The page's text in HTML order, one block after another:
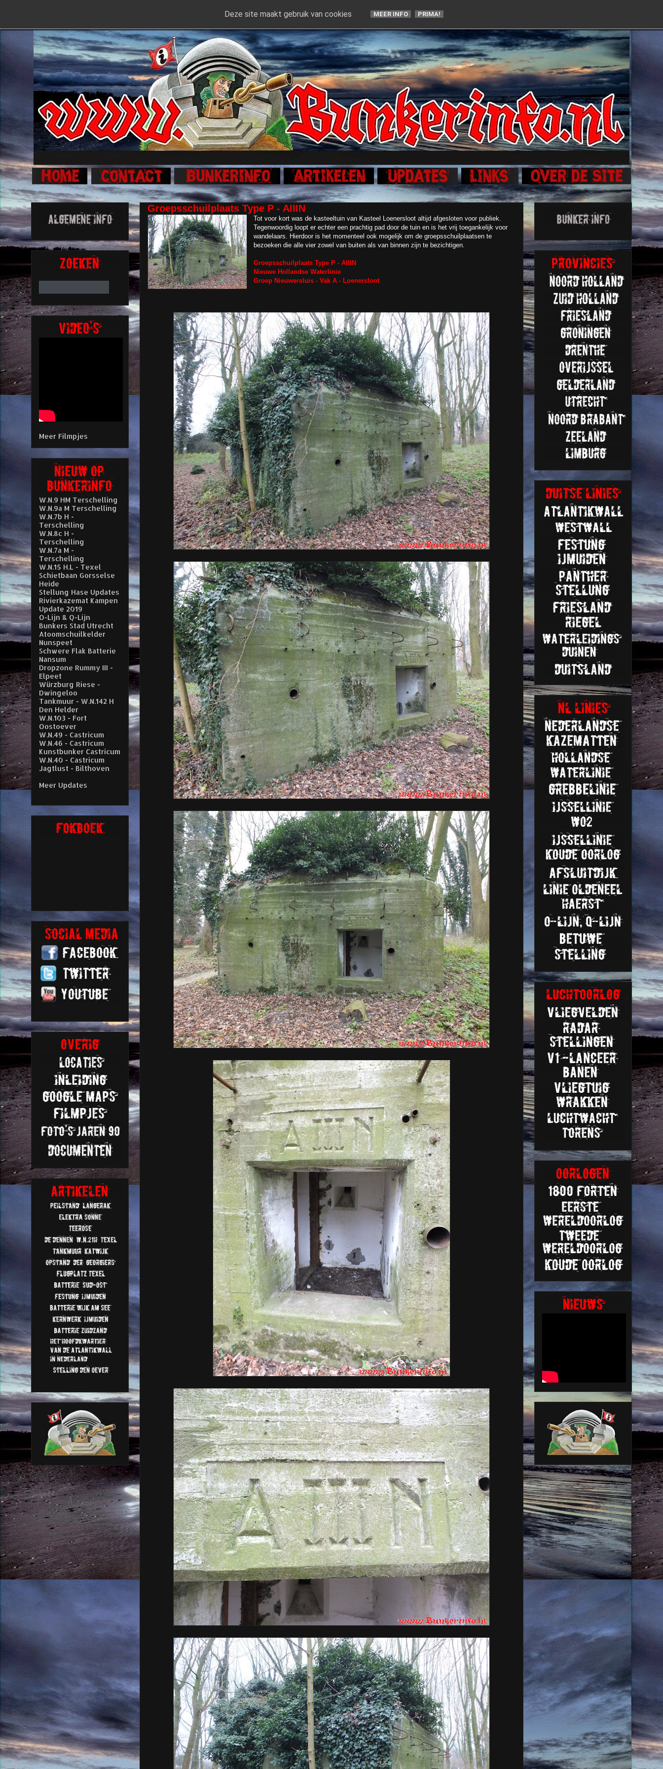
Groepsschuilplaats Type P - AIIIN
Tot voor kort was de kasteeltuin van Kasteel Loenersloot altijd afgesloten voor publiek.
Tegenwoordig loopt er echter een prachtig pad door de tuin en is het vrij toegankelijk voor
wandelaars. Hierdoor is het momenteel ook mogelijk om de groepsschuilplaatsen te
bezoeken die alle vier zowel van buiten als van binnen zijn te bezichtigen.
Groepsschuilplaats Type P - AIIIN
Nieuwe Hollandse Waterlinie
Groep Nieuwersluis - Vak A - Loenersloot
Meer Filmpjes
W.N.9 HM Terschelling
W.N.9a M Terschelling
W.N.7b H -
Terschelling
W.N.8c H -
Terschelling
W.N.7a M -
Terschelling
W.N.15 H.L - Texel
Schietbaan Gorsselse
Heide
Stellung Hase Updates
Rivierkazemat Kampen
Update 2019
O-Lijn & Q-Lijn
Bunkers Stad Utrecht
Atoomschuilkelder
Nunspeet
Schwere Flak Batterie
Nansum
Dropzone Rummy III -
Elpeet
Würzburg Riese -
Dwingeloo
Tankmuur - W.N.142 H
Den Helder
W.N.103 - Fort
Oostoever
W.N.49 - Castricum
W.N.46 - Castricum
Kunstbunker Castricum
W.N.40 - Castricum
Jagtlust - Bilthoven
Meer Updates
Deze site maakt gebruik van cookies MEER INFO PRIMA!